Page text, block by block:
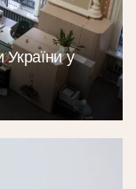
України у